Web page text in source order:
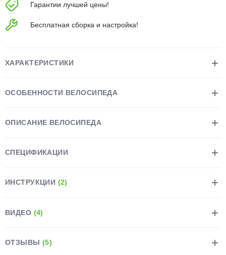
Гарантии лучшей цены!
Бесплатная сборка и настройка!
ХАРАКТЕРИСТИКИ
ОСОБЕННОСТИ ВЕЛОСИПЕДА
ОПИСАНИЕ ВЕЛОСИПЕДА
СПЕЦИФИКАЦИИ
ИНСТРУКЦИИ (2)
ВИДЕО (4)
ОТЗЫВЫ (5)
Остались вопросы?